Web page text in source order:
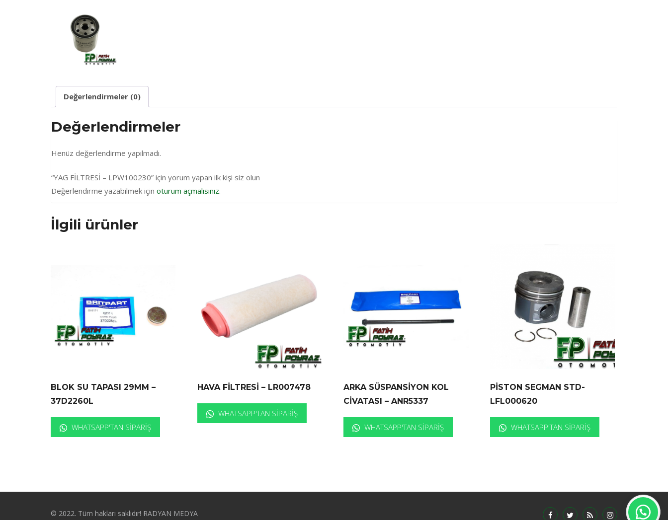
Değerlendirmeler (0)
Değerlendirmeler
Henüz değerlendirme yapılmadı.
“YAG FİLTRESİ – LPW100230” için yorum yapan ilk kişi siz olun
Değerlendirme yazabilmek için oturum açmalısınız.
İlgili ürünler
BLOK SU TAPASI 29MM –
37D2260L
WHATSAPP'TAN SIPARIŞ
HAVA FİLTRESİ – LR007478
WHATSAPP'TAN SIPARIŞ
ARKA SÜSPANSİYON KOL
CİVATASI – ANR5337
WHATSAPP'TAN SIPARIŞ
PİSTON SEGMAN STD-
LFL000620
WHATSAPP'TAN SIPARIŞ
© 2022. Tüm hakları saklıdır! RADYAN MEDYA